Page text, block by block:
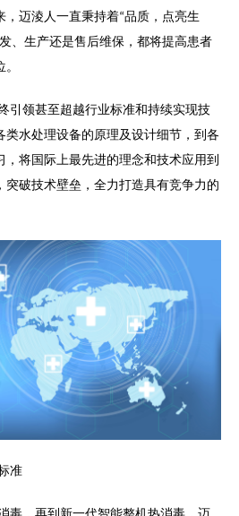
，迈淩人一直秉持着“品质，点亮生
、生产还是售后维保，都将提高患者
引领甚至超越行业标准和持续实现技
类水处理设备的原理及设计细节，到各
，将国际上最先进的理念和技术应用到
突破技术壁垒，全力打造具有竞争力的
准